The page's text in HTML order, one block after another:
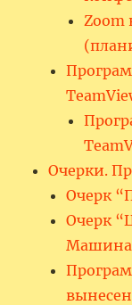
Zoom
Очерки.
Очерк
Очерк
Машина